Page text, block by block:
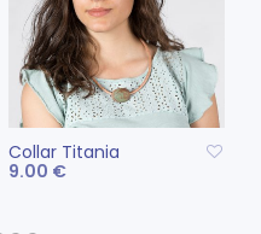
Collar Titania
9.00 €